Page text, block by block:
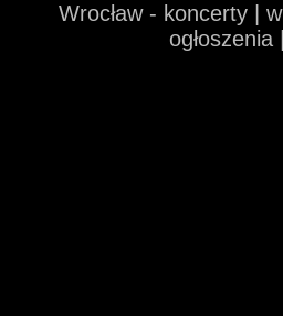
Wrocław - koncerty |